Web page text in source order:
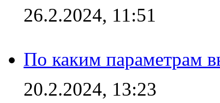
26.2.2024, 11:51
По каким параметрам
20.2.2024, 13:23